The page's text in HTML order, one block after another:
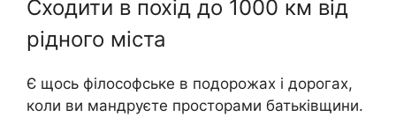
Сходити в похід до 1000 км від
рідного міста
Є щось філософське в подорожах і дорогах,
коли ви мандруєте просторами батьківщини.